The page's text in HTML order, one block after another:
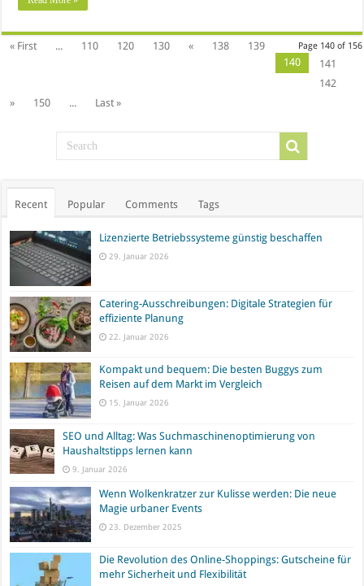
Page 140 of 156
« First ... 110 120 130 « 138
139
140
141
142
»
150 ... Last »
Recent Popular Comments Tags
Lizenzierte Betriebssysteme günstig beschaffen
29. Januar 2026
Catering-Ausschreibungen: Digitale Strategien für
effiziente Planung
22. Januar 2026
Kompakt und bequem: Die besten Buggys zum
Reisen auf dem Markt im Vergleich
15. Januar 2026
SEO und Alltag: Was Suchmaschinenoptimierung von
Haushaltstipps lernen kann
9. Januar 2026
Wenn Wolkenkratzer zur Kulisse werden: Die neue
Magie urbaner Events
23. Dezember 2025
Die Revolution des Online-Shoppings: Gutscheine für
mehr Sicherheit und Flexibilität